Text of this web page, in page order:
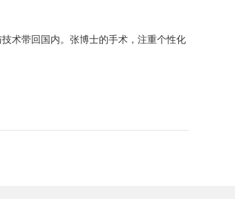
术带回国内。张博士的手术，注重个性化